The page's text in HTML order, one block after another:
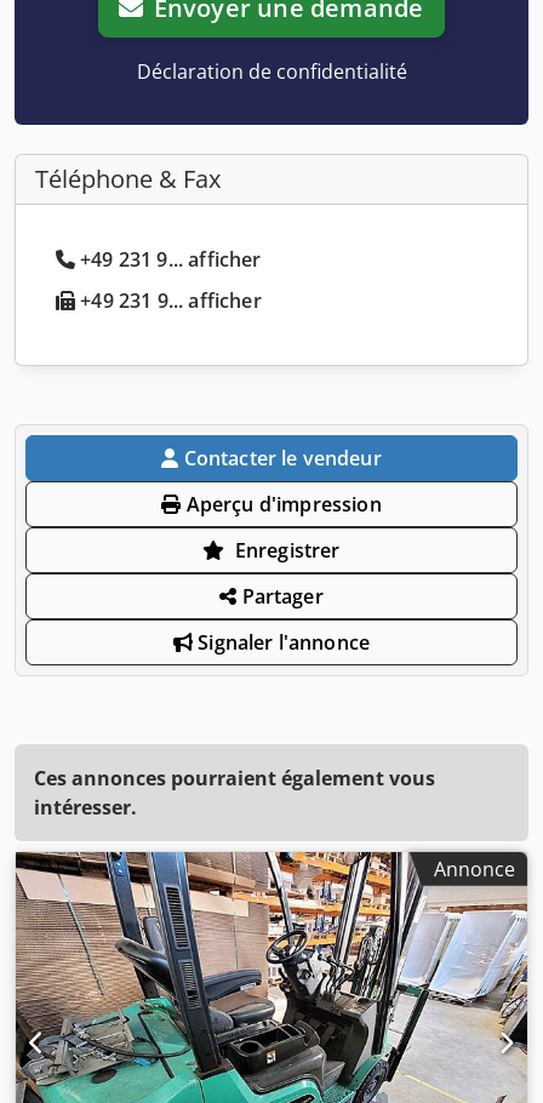
Envoyer une demande
Déclaration de confidentialité
Téléphone & Fax
+49 231 9... afficher
+49 231 9... afficher
Contacter le vendeur
Aperçu d'impression
Enregistrer
Partager
Signaler l'annonce
Ces annonces pourraient également vous
intéresser.
Annonce